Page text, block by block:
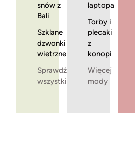
snów z
Bali
Szklane
dzwonki
wietrzne
Sprawdź
wszystkie
laptopa
Torby i
plecaki
z
konopi
Więcej
mody